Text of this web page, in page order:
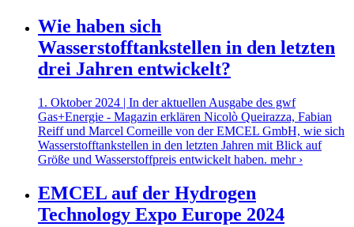
Wie haben sich
Wasserstofftankstellen in den letzten
drei Jahren entwickelt?
1. Oktober 2024 | In der aktuellen Ausgabe des gwf
Gas+Energie - Magazin erklären Nicolò Queirazza, Fabian
Reiff und Marcel Corneille von der EMCEL GmbH, wie sich
Wasserstofftankstellen in den letzten Jahren mit Blick auf
Größe und Wasserstoffpreis entwickelt haben. mehr ›
EMCEL auf der Hydrogen
Technology Expo Europe 2024